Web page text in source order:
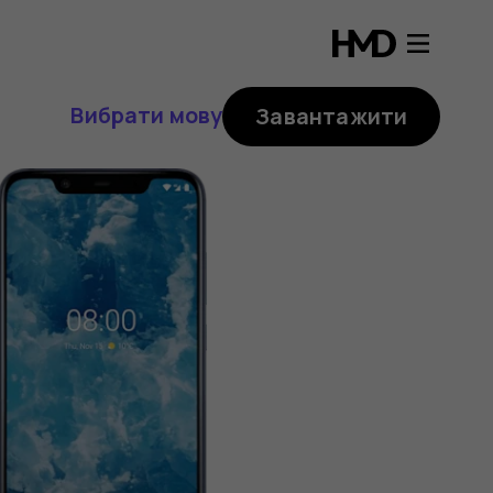
Вибрати мову Завантажити